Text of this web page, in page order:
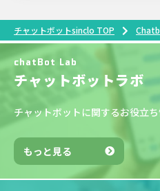
チャットボットsinclo TOP
chatBot Lab
チャットボットラボ
チャットボットに関するお役立ち
もっと見る